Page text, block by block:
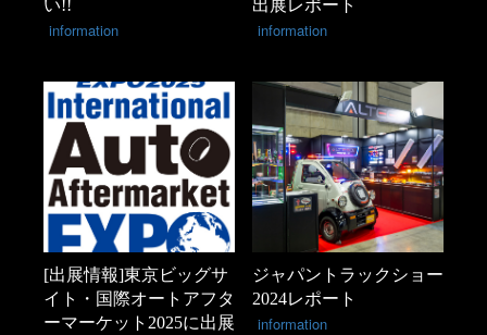
い!!
information
出展レポート
information
[出展情報]東京ビッグサ
イト・国際オートアフタ
ーマーケット2025に出展
ジャパントラックショー
2024レポート
information